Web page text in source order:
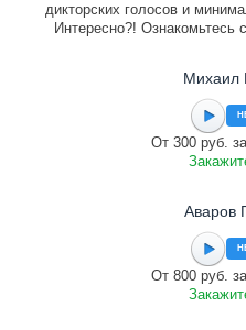
дикторских голосов и
Интересно?! Ознакомьтесь
Михаил
От 300 руб.
Аваров
От 800 руб.